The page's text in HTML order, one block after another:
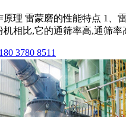
原理 雷蒙磨的性能特点 1、
机相比,它的通筛率高,通筛率
3780 8511